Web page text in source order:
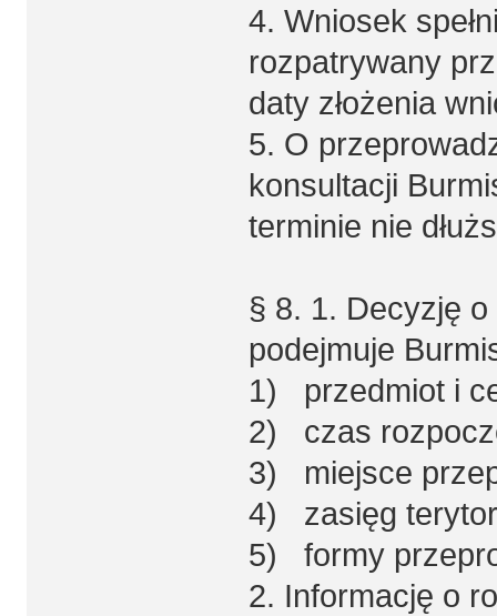
4. Wniosek
rozpatrywany
daty złożenia
5. O
konsultacji
terminie nie
§ 8. 1. Decyzję
podejmuje
1) przedmiot i
2) czas
3) miejsce
4) zasięg
5) formy
2. Informację o